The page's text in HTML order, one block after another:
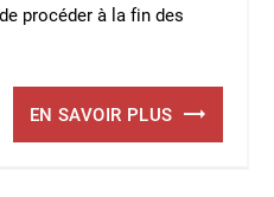
procéder à la fin des
EN SAVOIR PLUS